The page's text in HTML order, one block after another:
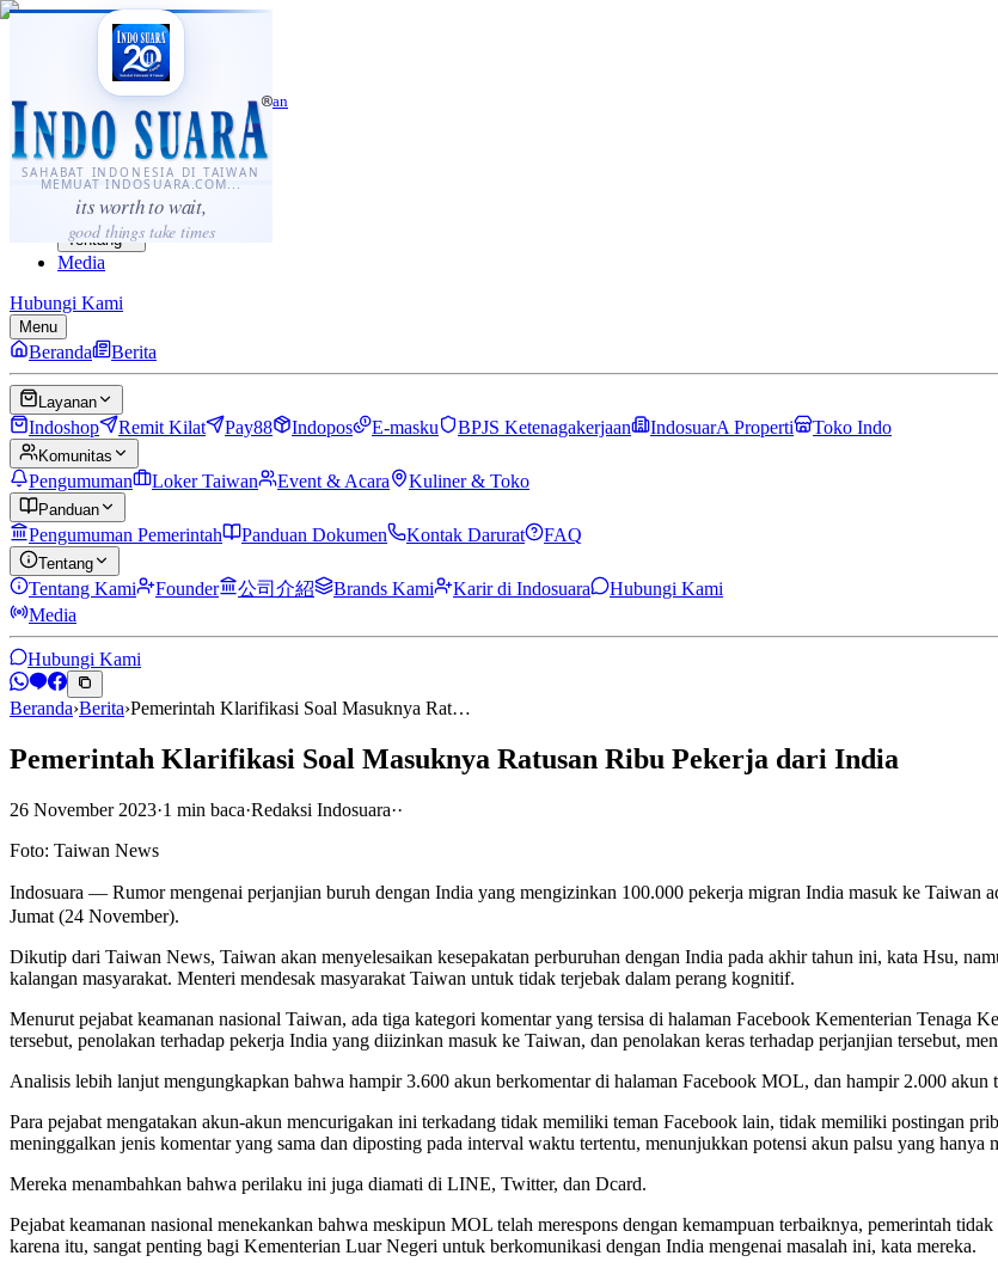
SAHABAT INDONESIA DI TAIWAN
MEMUAT INDOSUARA.COM...
its worth to wait,
good things take times
·...
⌘K
Sahabat Indonesia di Taiwan
Berita
Layanan
Komunitas
Panduan
Tentang
Media
Hubungi Kami
Menu
Beranda Berita
Layanan
Indoshop Remit Kilat Pay88 Indopos E-masku BPJS Ketenagakerjaan IndosuarA Properti Toko Indo
Komunitas
Pengumuman Loker Taiwan Event & Acara Kuliner & Toko
Panduan
Pengumuman Pemerintah Panduan Dokumen Kontak Darurat FAQ
Tentang
Tentang Kami Founder 公司介紹 Brands Kami Karir di Indosuara
Hubungi Kami
Media
Hubungi Kami
Beranda›Berita›Pemerintah Klarifikasi Soal Masuknya Rat…
Pemerintah Klarifikasi Soal Masuknya Ratusan Ribu Pekerja dari India
26 November 2023·1 min baca·Redaksi Indosuara··
Foto: Taiwan News
Indosuara — Rumor mengenai perjanjian buruh dengan India yang mengizinkan 100.000 pekerja migran India masuk ke
Jumat (24 November).
Dikutip dari Taiwan News, Taiwan akan menyelesaikan kesepakatan perburuhan dengan India pada akhir tahun ini, kata Hsu,
kalangan masyarakat. Menteri mendesak masyarakat Taiwan untuk tidak terjebak dalam perang kognitif.
Menurut pejabat keamanan nasional Taiwan, ada tiga kategori komentar yang tersisa di halaman Facebook Kementerian
tersebut, penolakan terhadap pekerja India yang diizinkan masuk ke Taiwan, dan penolakan keras terhadap perjanjian tersebut,
Analisis lebih lanjut mengungkapkan bahwa hampir 3.600 akun berkomentar di halaman Facebook MOL, dan hampir 2.000 akun
Para pejabat mengatakan akun-akun mencurigakan ini terkadang tidak memiliki teman Facebook lain, tidak memiliki postingan
meninggalkan jenis komentar yang sama dan diposting pada interval waktu tertentu, menunjukkan potensi akun palsu yang hanya
Mereka menambahkan bahwa perilaku ini juga diamati di LINE, Twitter, dan Dcard.
Pejabat keamanan nasional menekankan bahwa meskipun MOL telah merespons dengan kemampuan terbaiknya, pemerintah
karena itu, sangat penting bagi Kementerian Luar Negeri untuk berkomunikasi dengan India mengenai masalah ini, kata mereka.